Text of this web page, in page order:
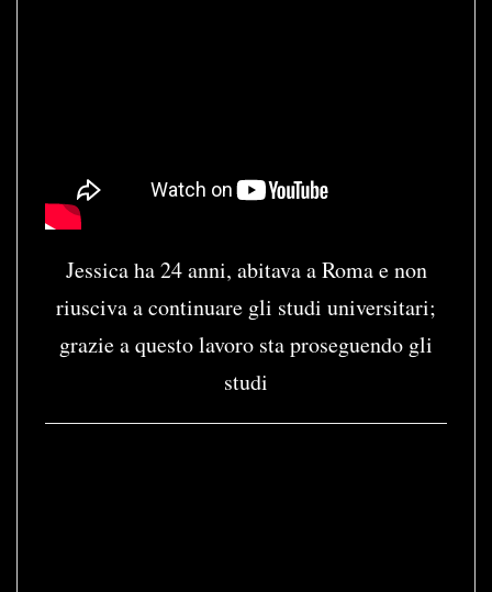
Jessica ha 24 anni, abitava a Roma e non
riusciva a continuare gli studi universitari;
grazie a questo lavoro sta proseguendo gli
studi